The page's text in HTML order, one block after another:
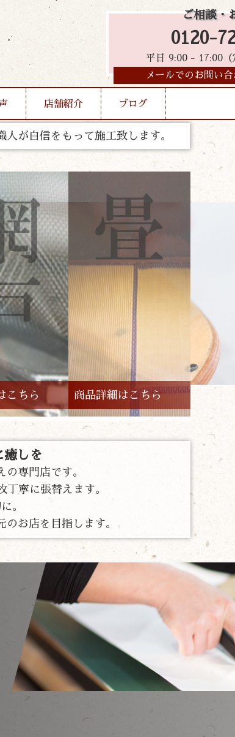
ご相談・
0120-
平日 9:00 - 17:00（
メールでのお問い
店舗紹介 ブログ
が自信をもって施工致します。
こちら 商品詳細はこちら
癒しを
専門店です。
寧に張替えます。
。
お店を目指します。